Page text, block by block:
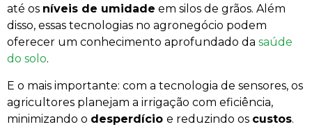
até os níveis de umidade em silos de grãos. Além
disso, essas tecnologias no agronegócio podem
oferecer um conhecimento aprofundado da saúde
do solo.
E o mais importante: com a tecnologia de sensores, os
agricultores planejam a irrigação com eficiência,
minimizando o desperdício e reduzindo os custos.